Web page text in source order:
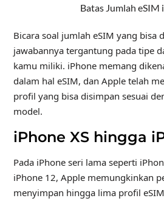
Batas Jumlah eSIM
Bicara soal jumlah eSIM yang bisa
jawabannya tergantung pada tipe
kamu miliki. iPhone memang
dalam hal eSIM, dan Apple telah
profil yang bisa disimpan sesuai
model.
iPhone XS hingga
Pada iPhone seri lama seperti
iPhone 12, Apple memungkinkan
menyimpan hingga lima profil